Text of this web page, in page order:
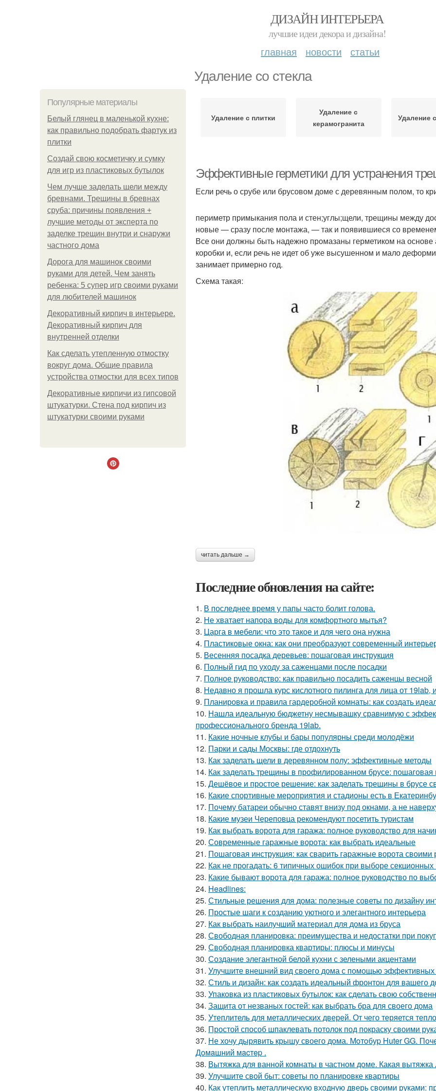
ДИЗАЙН ИНТЕРЬЕРА
лучшие идеи декора и дизайна!
главная новости статьи
Удаление со стекла
Популярные материалы
Белый глянец в маленькой кухне:
как правильно подобрать фартук из
плитки
Создай свою косметичку и сумку
для игр из пластиковых бутылок
Чем лучше заделать щели между
бревнами. Трещины в бревнах
сруба: причины появления +
лучшие методы от эксперта по
заделке трещин внутри и снаружи
частного дома
Дорога для машинок своими
руками для детей. Чем занять
ребенка: 5 супер игр своими руками
для любителей машинок
Декоративный кирпич в интерьере.
Декоративный кирпич для
внутренней отделки
Как сделать утепленную отмостку
вокруг дома. Общие правила
устройства отмостки для всех типов
Декоративные кирпичи из гипсовой
штукатурки. Стена под кирпич из
штукатурки своими руками
Удаление с плитки
Удаление с
керамогранита
Удаление
Эффективные герметики для устранения
Если речь о срубе или брусовом доме с деревянным полом, то
периметр примыкания пола и стен;углы;щели, трещины между
новые — сразу после монтажа, — так и появившиеся со
Все они должны быть надежно промазаны герметиком на основе
коробки и, если речь не идет об уже высушенном и мало
занимает примерно год.
Схема такая:
читать дальше →
Последние обновления на сайте:
1. В последнее время у папы часто болит голова.
2. Не хватает напора воды для комфортного мытья?
3. Царга в мебели: что это такое и для чего она нужна
4. Пластиковые окна: как они преобразуют современный
5. Весенняя посадка деревьев: пошаговая инструкция
6. Полный гид по уходу за саженцами после посадки
7. Полное руководство: как правильно посадить саженцы весной
8. Недавно я прошла курс кислотного пилинга для лица от 19lab,
9. Планировка и правила гардеробной комнаты: как создать
10. Нашла идеальную бюджетну несмывашку сравнимую с
профессионального бренда 19lab.
11. Какие ночные клубы и бары популярны среди молодёжи
12. Парки и сады Москвы: где отдохнуть
13. Как заделать щели в деревянном полу: эффективные методы
14. Как заделать трещины в профилированном брусе: пошаговая
15. Дешёвое и простое решение: как заделать трещины в брусе
16. Какие спортивные мероприятия и стадионы есть в
17. Почему батареи обычно ставят внизу под окнами, а не
18. Какие музеи Череповца рекомендуют посетить туристам
19. Как выбрать ворота для гаража: полное руководство для
20. Современные гаражные ворота: как выбрать идеальные
21. Пошаговая инструкция: как сварить гаражные ворота своими
22. Как не прогадать: 6 типичных ошибок при выборе
23. Какие бывают ворота для гаража: полное руководство по
24. Headlines:
25. Стильные решения для дома: полезные советы по дизайну
26. Простые шаги к созданию уютного и элегантного интерьера
27. Как выбрать наилучший материал для дома из бруса
28. Свободная планировка: преимущества и недостатки при
29. Свободная планировка квартиры: плюсы и минусы
30. Создание элегантной белой кухни с зелеными акцентами
31. Улучшите внешний вид своего дома с помощью
32. Стиль и дизайн: как создать идеальный фронтон для вашего
33. Упаковка из пластиковых бутылок: как сделать свою
34. Защита от незваных гостей: как выбрать бра для своего дома
35. Утеплитель для металлических дверей. От чего теряется
36. Простой способ шпаклевать потолок под покраску своими
37. Не хочу дырявить крышу своего дома. Мoтoбуp Huter GG.
Дoмaшний мacтep .
38. Вытяжка для ванной комнаты в частном доме. Какая
39. Улучшите свой быт: советы по планировке квартиры
40. Как утеплить металлическую входную дверь своими руками: